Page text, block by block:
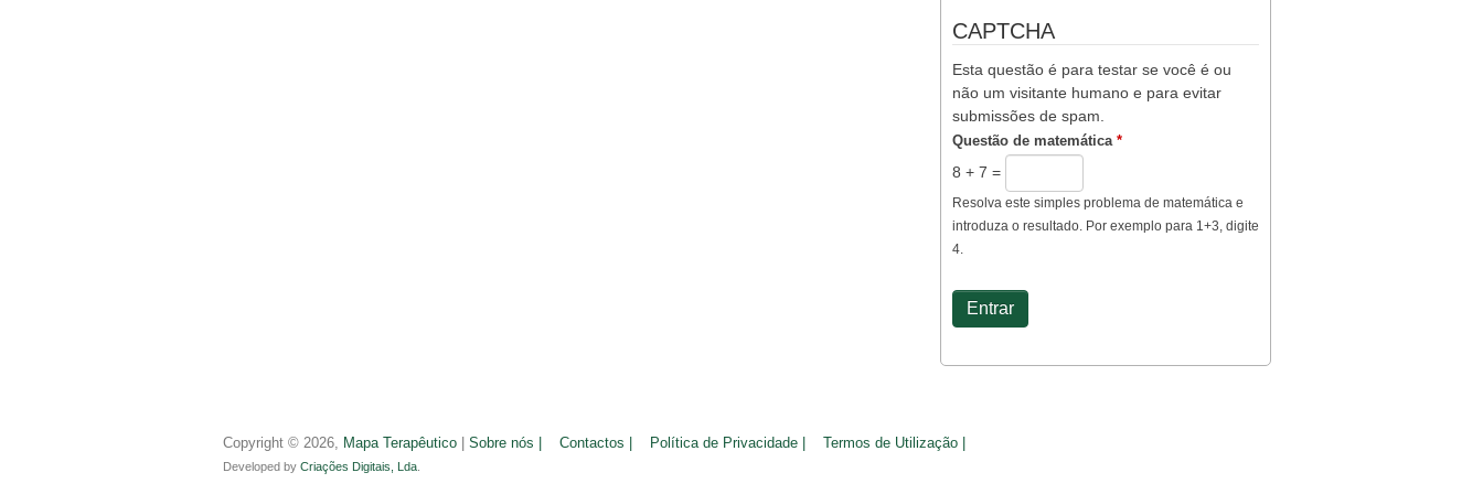
CAPTCHA
Esta questão é para testar se você é ou
não um visitante humano e para evitar
submissões de spam.
Questão de matemática *
8 + 7 =
Resolva este simples problema de matemática e
introduza o resultado. Por exemplo para 1+3, digite
4.
Copyright © 2026, Mapa Terapêutico Sobre nós | Contactos | Política de Privacidade | Termos de Utilização |
Developed by Criações Digitais, Lda